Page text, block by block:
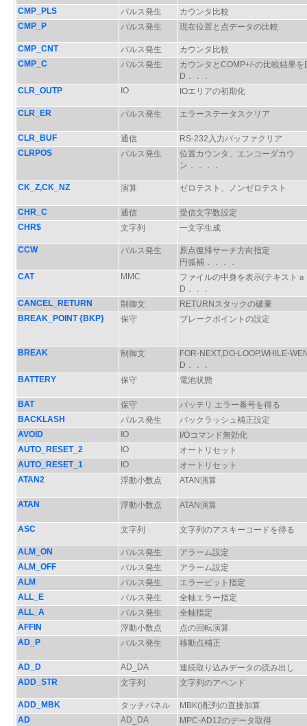
CMP_PLS パルス発生
カウンタ比較
CMP_P
パルス発生 現在位置と点データの比較
CMP_CNT パルス発生
カウンタ比較
CMP_C
パルス発生
カウンタとCOMP+/-の比較結果を
D．．．
CLR_OUTP
IO IOエリアの初期化
CLR_ER パルス発生 エラーステータスクリア
CLR_BUF 通信
RS-232入力バッファクリア
CLRPOS
パルス発生
位置カウンタ、エンコーダカウ
ン．．．．
CK_Z,CK_NZ 演算 ゼロテスト、ノンゼロテスト
CHR_C 通信
受信文字数設定
CHR$
文字列 一文字生成
CCW パルス発生
原点復帰サーチ方向指定
円弧補．．．．
CAT
MMC
ファイルの中身を表示(テキストａ
D．．．
CANCEL_RETURN
制御文
RETURNスタックの破棄
BREAK_POINT {BKP}
保守 ブレークポイントの設定
BREAK 制御文
FOR-NEXT,DO-LOOP,WHILE-
D．．．
BATTERY
保守 電池状態
BAT 保守
バッテリ エラー番号を得る
BACKLASH
パルス発生
バックラッシュ補正設定
AVOID
IO
I/Oコマンド無効化
AUTO_RESET_2
IO
オートリセット
AUTO_RESET_1
IO
オートリセット
ATAN2
浮動小数点 ATAN演算
ATAN 浮動小数点 ATAN演算
ASC 文字列 文字列のアスキーコードを得る
ALM_ON パルス発生
アラーム設定
ALM_OFF
パルス発生
アラーム設定
ALM
パルス発生
エラービット指定
ALL_E
パルス発生
全軸エラー指定
ALL_A
パルス発生
全軸指定
AFFIN
浮動小数点
点の回転演算
AD_P
パルス発生 移動点補正
AD_D AD_DA
連続取り込みデータの読み出し
ADD_STR
文字列 文字列のアペンド
ADD_MBK タッチパネル
MBK()配列の直接加算
AD
AD_DA MPC-AD12のデータ取得